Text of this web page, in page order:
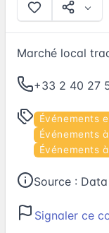
Marché local
+33 2 40 27
Événements
Événements
Événements
Source :
Signaler ce